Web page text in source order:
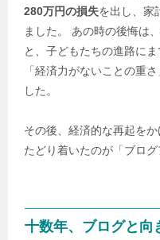
280万円の損失を出し、家
ました。 あの時の後悔は
と、子どもたちの進路に
「経済力がないことの重
した。
その後、経済的な再起をか
たどり着いたのが「ブログ
十数年、ブログと向